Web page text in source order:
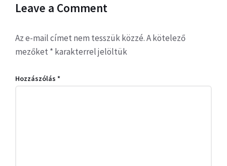
Leave a Comment
Az e-mail címet nem tesszük közzé.A kötelező
mezőket * karakterrel jelöltük
Hozzászólás *